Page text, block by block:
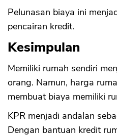
Pelunasan biaya ini
pencairan kredit.
Kesimpulan
Memiliki rumah sendiri
orang. Namun, harga
membuat biaya memiliki
KPR menjadi andalan
Dengan bantuan kredit